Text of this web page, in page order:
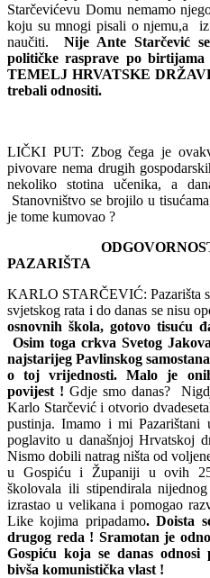
Starčevićevu Domu nemamo
koju su mnogi pisali o njemu,a
naučiti.Nije Ante Starčević
političke rasprave po
TEMELJ HRVATSKE
trebali odnositi.
LIČKI PUT: Zbog čega je
pivovare nema drugih
nekoliko stotina učenika, a
Stanovništvo se brojilo u
je tome kumovao ?
PAZARIŠTA
KARLO STARČEVIĆ: Pazarišta
svjetskog rata i do danas se nisu
osnovnih škola, gotovo tisuću
Osim toga crkva Svetog
najstarijeg Pavlinskog
o toj vrijednosti. Malo je
povijest ! Gdje smo danas?
Karlo Starčević i otvorio
pustinja. Imamo i mi Pazarištani
poglavito u današnjoj Hrvatskoj
Nismo dobili natrag ništa od
u Gospiću i Županiji u ovih
školovala ili stipendirala
izrastao u velikana i pomogao
Like kojima pripadamo. Doista
drugog reda ! Sramotan je
Gospiću koja se danas odnosi
bivša komunistička vlast !